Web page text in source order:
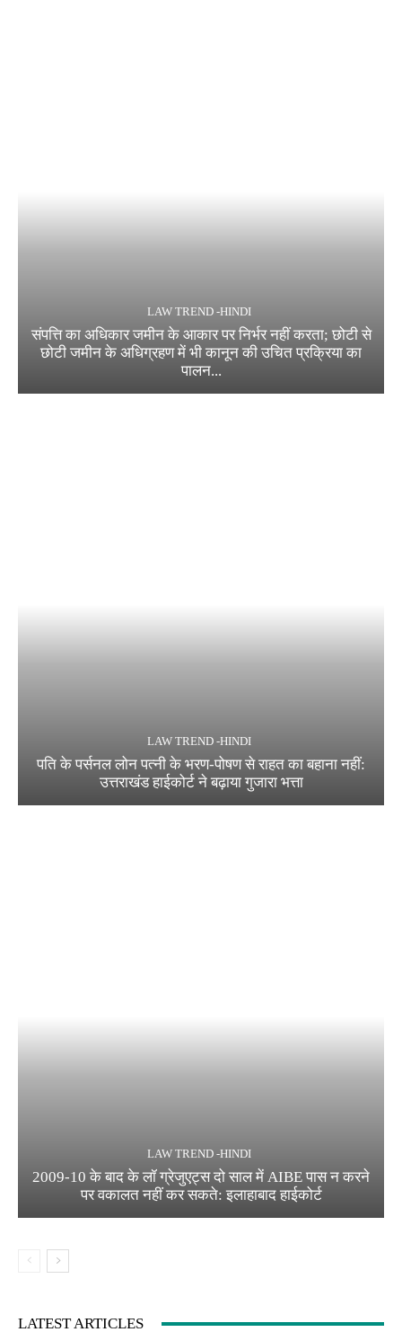
LAW TREND -HINDI
संपत्ति का अधिकार जमीन के आकार पर निर्भर नहीं करता; छोटी से
छोटी जमीन के अधिग्रहण में भी कानून की उचित प्रक्रिया का
पालन...
LAW TREND -HINDI
पति के पर्सनल लोन पत्नी के भरण-पोषण से राहत का बहाना नहीं:
उत्तराखंड हाईकोर्ट ने बढ़ाया गुजारा भत्ता
LAW TREND -HINDI
2009-10 के बाद के लॉ ग्रेजुएट्स दो साल में AIBE पास न करने
पर वकालत नहीं कर सकते: इलाहाबाद हाईकोर्ट
LATEST ARTICLES